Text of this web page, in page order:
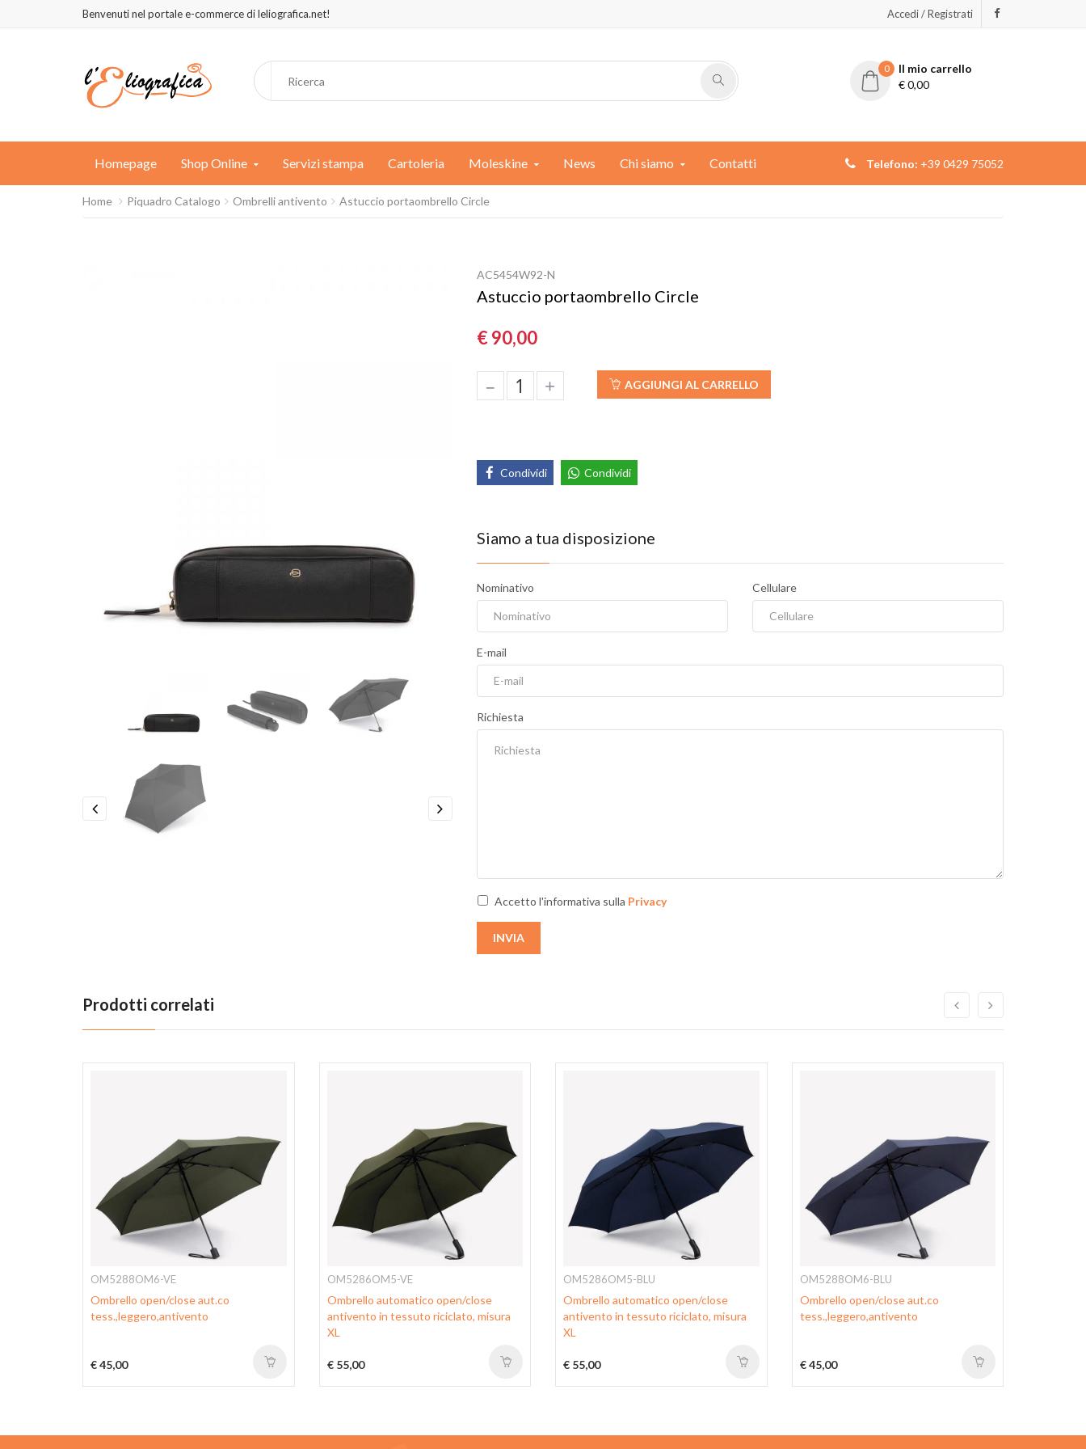
Benvenuti nel portale e-commerce di leliografica.net! Accedi / Registrati
0
Il mio carrello
€0,00
Homepage Shop Online Servizi stampa Cartoleria Moleskine News Chi siamo Contatti Telefono: +39 0429 75052
Home Piquadro Catalogo Ombrelli antivento Astuccio portaombrello Circle
AC5454W92-N
Astuccio portaombrello Circle
€ 90,00
– + AGGIUNGI AL CARRELLO
Condividi Condividi
Siamo a tua disposizione
Nominativo Cellulare
E-mail
Richiesta
Accetto l'informativa sulla Privacy
INVIA
Prodotti correlati
OM5288OM6-VE
Ombrello open/close aut.co
tess.,leggero,antivento
€ 45,00
OM5286OM5-VE
Ombrello automatico open/close
antivento in tessuto riciclato, misura
XL
€ 55,00
OM5286OM5-BLU
Ombrello automatico open/close
antivento in tessuto riciclato, misura
XL
€ 55,00
OM5288OM6-BLU
Ombrello open/close aut.co
tess.,leggero,antivento
€ 45,00